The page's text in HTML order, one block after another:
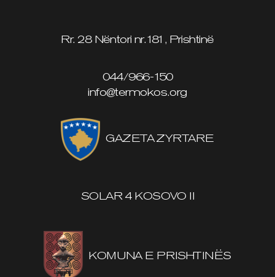
Rr. 28 Nëntori nr.181, Prishtinë
044/966-150
info@termokos.org
GAZETA ZYRTARE
SOLAR 4 KOSOVO II
KOMUNA E PRISHTINËS